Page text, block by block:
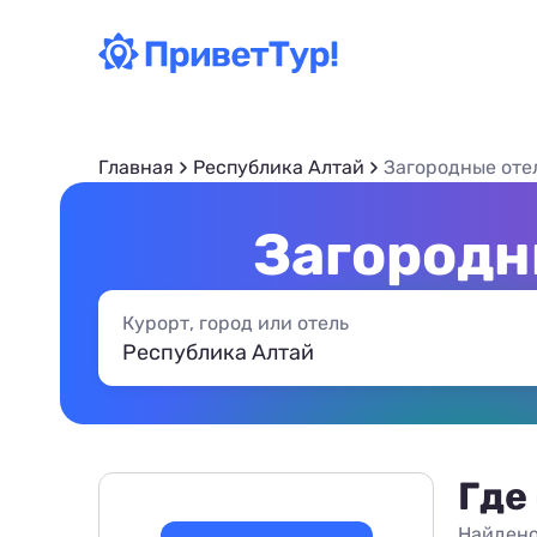
Главная Республика Алтай Загородные
Курорт, город или отель